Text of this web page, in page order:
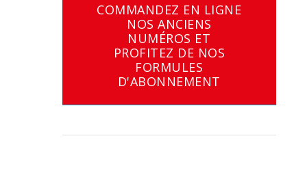
COMMANDEZ EN LIGNE
NOS ANCIENS
NUMÉROS ET
PROFITEZ DE NOS
FORMULES
D'ABONNEMENT